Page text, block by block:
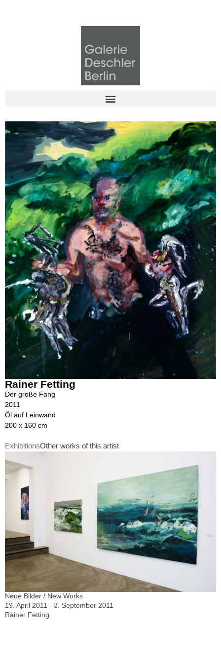
Rainer Fetting
Der große Fang
2011
Öl auf Leinwand
200 x 160 cm
ExhibitionsOther works of this artist
Neue Bilder / New Works
19. April 2011 - 3. September 2011
Rainer Fetting